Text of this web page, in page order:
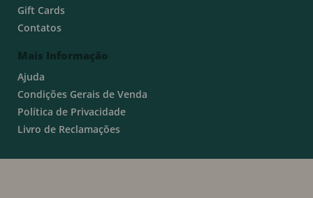
Gift Cards
Contatos
Mais Informação
Ajuda
Condições Gerais de Venda
Política de Privacidade
Livro de Reclamações